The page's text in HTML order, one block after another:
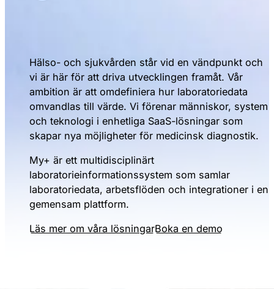
Hälso- och sjukvården står vid en vändpunkt och
vi är här för att driva utvecklingen framåt. Vår
ambition är att omdefiniera hur laboratoriedata
omvandlas till värde. Vi förenar människor, system
och teknologi i enhetliga SaaS-lösningar som
skapar nya möjligheter för medicinsk diagnostik.
My+ är ett multidisciplinärt
laboratorieinformationssystem som samlar
laboratoriedata, arbetsflöden och integrationer i en
gemensam plattform.
Läs mer om våra lösningarBoka en demo